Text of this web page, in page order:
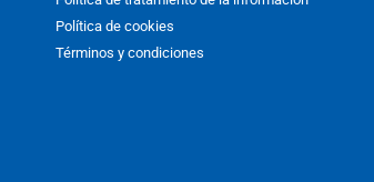
Política de cookies
Términos y condiciones